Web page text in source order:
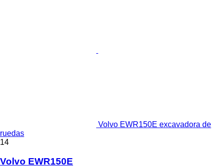
Volvo EWR150E excavadora de
ruedas
14
Volvo EWR150E